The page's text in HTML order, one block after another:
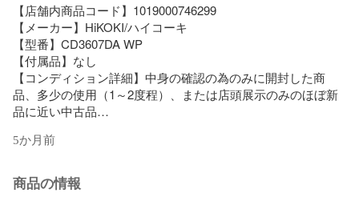
【店舗内商品コード】1019000746299
【メーカー】HiKOKI/ハイコーキ
【型番】CD3607DA WP
【付属品】なし
【コンディション詳細】中身の確認の為のみに開封した商
品、多少の使用（1～2度程）、または店頭展示のみのほぼ新
品に近い中古品
客様による配送方法の指定は承っておりません。
【こちらの商品は在庫連動システムを導入し、店頭や他ネッ
トショップと併売を行なっておりますが、
5か月前
商品の情報